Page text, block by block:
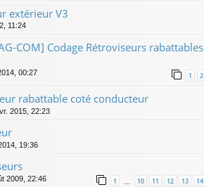
extérieur V3
11:24
COM] Codage Rétroviseurs rabattables
00:27 1 2
rabattable coté conducteur
2015, 22:23
19:36
2009, 22:46 1 … 10 11 12 13 14